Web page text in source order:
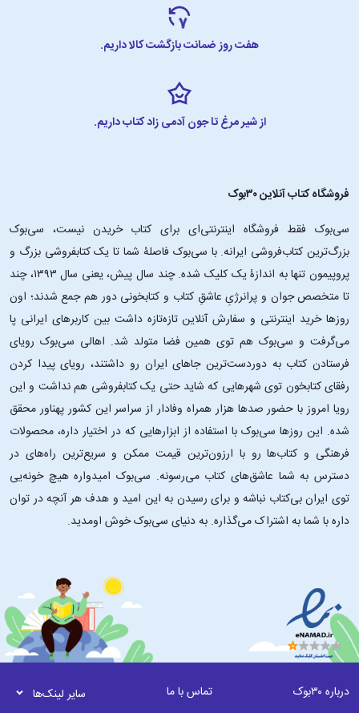
هفت روز ضمانت بازگشت کالا داریم.
از شیر مرغ تا جون آدمی زاد کتاب داریم.
فروشگاه کتاب آنلاین ۳۰بوک
سی‌بوک فقط فروشگاه اینترنتی‌ای برای کتاب خریدن نیست، سی‌بوک
بزرگ‌ترین کتاب‌فروشی ایرانه. با سی‌بوک فاصلۀ شما تا یک کتابفروشی بزرگ و
پروپیمون تنها به اندازۀ یک کلیک شده. چند سال پیش، یعنی سال ۱۳۹۳، چند
تا متخصص جوان و پرانرژیِ عاشقِ کتاب و کتابخونی دور هم جمع شدند؛ اون‌
روزها خرید اینترنتی و سفارش آنلاین تازه‌تازه داشت بین کاربرهای ایرانی پا
می‌گرفت و سی‌بوک هم توی همین فضا متولد شد. اهالی سی‌بوک رویای
فرستادن کتاب به دوردست‌ترین جاهای ایران رو داشتند، رویای پیدا کردن
رفقای کتابخون توی شهرهایی که شاید حتی یک کتابفروشی هم نداشت و این
رویا امروز با حضور صدها هزار همراه وفادار از سراسر این کشور پهناور محقق
شده. این ‌روزها سی‌بوک با استفاده از ابزارهایی که در اختیار داره، محصولات
فرهنگی و کتاب‌ها رو با ارزون‌ترین قیمت ممکن و سریع‌ترین راه‌های در
دسترس به شما عاشق‌های کتاب می‌رسونه. سی‌بوک امیدواره هیچ خونه‌یی
توی ایران بی‌کتاب نباشه و برای رسیدن به این امید و هدف هر آنچه در توان
داره با شما به اشتراک می‌گذاره. به دنیای سی‌بوک خوش اومدید.
درباره ۳۰بوک تماس با ما سایر لینک‌ها